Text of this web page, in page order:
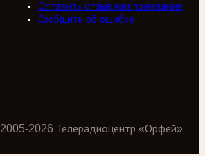
Оставить отзыв или пожелание
Сообщить об ошибке
2005-2026 Телерадиоцентр «Орфей»